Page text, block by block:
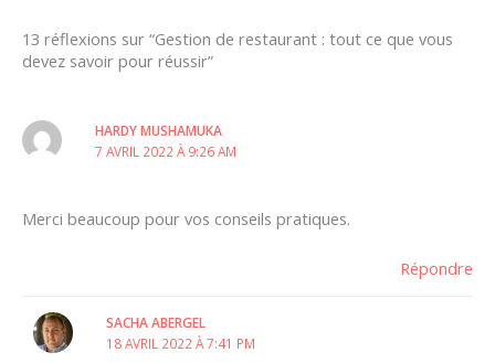
13 réflexions sur “Gestion de restaurant : tout ce que vous
devez savoir pour réussir”
HARDY MUSHAMUKA
7 AVRIL 2022 À 9:26 AM
Merci beaucoup pour vos conseils pratiques.
Répondre
SACHA ABERGEL
18 AVRIL 2022 À 7:41 PM